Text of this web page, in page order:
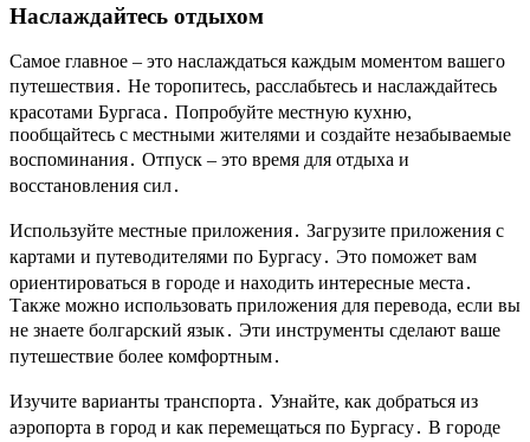
Наслаждайтесь отдыхом
Самое главное – это наслаждаться каждым моментом вашего
путешествия․ Не торопитесь, расслабьтесь и наслаждайтесь
красотами Бургаса․ Попробуйте местную кухню,
пообщайтесь с местными жителями и создайте незабываемые
воспоминания․ Отпуск – это время для отдыха и
восстановления сил․
Используйте местные приложения․ Загрузите приложения с
картами и путеводителями по Бургасу․ Это поможет вам
ориентироваться в городе и находить интересные места․
Также можно использовать приложения для перевода, если вы
не знаете болгарский язык․ Эти инструменты сделают ваше
путешествие более комфортным․
Изучите варианты транспорта․ Узнайте, как добраться из
аэропорта в город и как перемещаться по Бургасу․ В городе